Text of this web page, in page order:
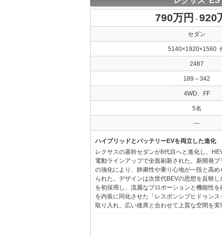
790万円 ～920
セダン
5140×1920×1560
2487
189～342
4WD、FF
5名
---
ハイブリッドとバッテリーEVを両立した進化
レクサスの基幹セダンが8代目へと進化し、
電動ラインアップで全面刷新された。新開発
の強化により、静粛性や乗り心地が一段と高
られた。デザインは次世代BEVの思想を反映
を初採用し、流麗なプロポーションと機能性
を内装に同化させた「レスポンシブヒドゥン
取り入れ、広い後席と合わせて上質な空間を